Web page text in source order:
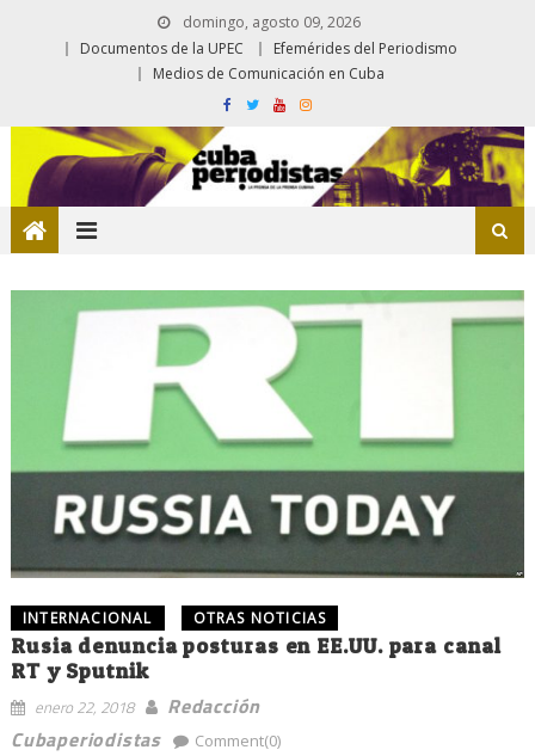
domingo, agosto 09, 2026
Documentos de la UPEC
Efemérides del Periodismo
Medios de Comunicación en Cuba
INTERNACIONAL OTRAS NOTICIAS
Rusia denuncia posturas en EE.UU. para canal
RT y Sputnik
enero 22, 2018
Redacción
Cubaperiodistas
Comment(0)